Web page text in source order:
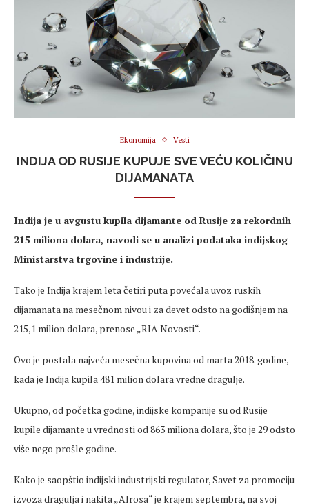
Ekonomija Vesti
INDIJA OD RUSIJE KUPUJE SVE VEĆU KOLIČINU
DIJAMANATA
Indija je u avgustu kupila dijamante od Rusije za rekordnih
215 miliona dolara, navodi se u analizi podataka indijskog
Ministarstva trgovine i industrije.
Tako je Indija krajem leta četiri puta povećala uvoz ruskih
dijamanata na mesečnom nivou i za devet odsto na godišnjem na
215,1 milion dolara, prenose „RIA Novosti“.
Ovo je postala najveća mesečna kupovina od marta 2018. godine,
kada je Indija kupila 481 milion dolara vredne dragulje.
Ukupno, od početka godine, indijske kompanije su od Rusije
kupile dijamante u vrednosti od 863 miliona dolara, što je 29 odsto
više nego prošle godine.
Kako je saopštio indijski industrijski regulator, Savet za promociju
izvoza dragulja i nakita „Alrosa“ je krajem septembra, na svoj